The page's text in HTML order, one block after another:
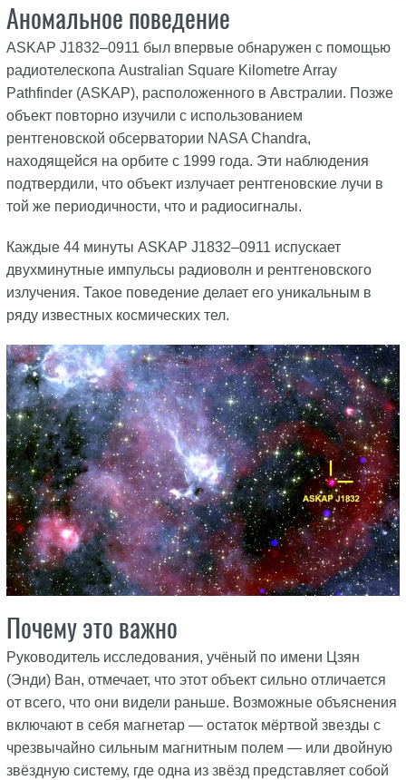
Аномальное поведение
ASKAP J1832–0911 был впервые обнаружен с помощью
радиотелескопа Australian Square Kilometre Array
Pathfinder (ASKAP), расположенного в Австралии. Позже
объект повторно изучили с использованием
рентгеновской обсерватории NASA Chandra,
находящейся на орбите с 1999 года. Эти наблюдения
подтвердили, что объект излучает рентгеновские лучи в
той же периодичности, что и радиосигналы.
Каждые 44 минуты ASKAP J1832–0911 испускает
двухминутные импульсы радиоволн и рентгеновского
излучения. Такое поведение делает его уникальным в
ряду известных космических тел.
Почему это важно
Руководитель исследования, учёный по имени Цзян
(Энди) Ван, отмечает, что этот объект сильно отличается
от всего, что они видели раньше. Возможные объяснения
включают в себя магнетар — остаток мёртвой звезды с
чрезвычайно сильным магнитным полем — или двойную
звёздную систему, где одна из звёзд представляет собой